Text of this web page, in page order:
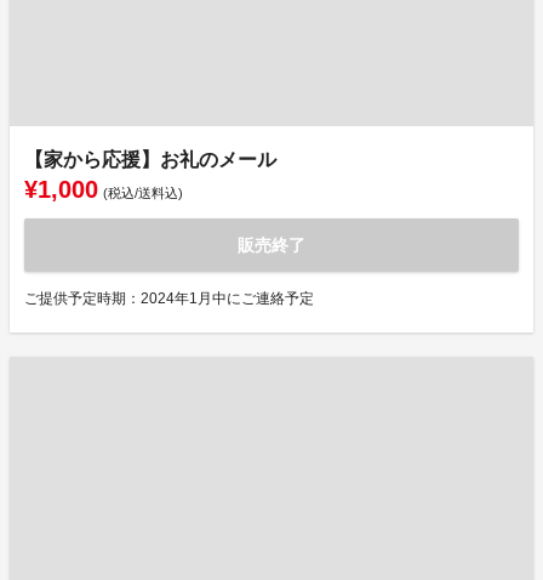
【家から応援】お礼のメール
¥1,000 (税込/送料込)
販売終了
ご提供予定時期：2024年1月中にご連絡予定